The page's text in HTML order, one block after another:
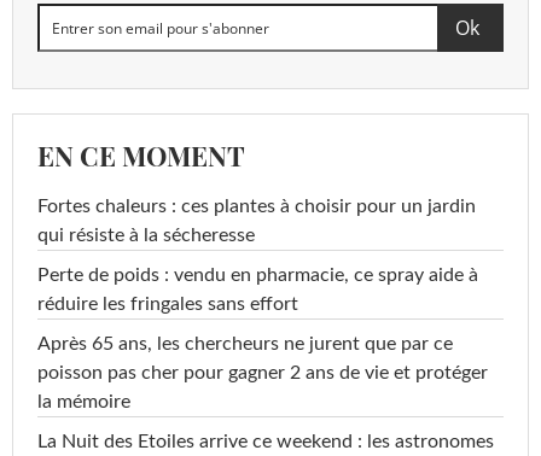
EN CE MOMENT
Fortes chaleurs : ces plantes à choisir pour un jardin
qui résiste à la sécheresse
Perte de poids : vendu en pharmacie, ce spray aide à
réduire les fringales sans effort
Après 65 ans, les chercheurs ne jurent que par ce
poisson pas cher pour gagner 2 ans de vie et protéger
la mémoire
La Nuit des Etoiles arrive ce weekend : les astronomes